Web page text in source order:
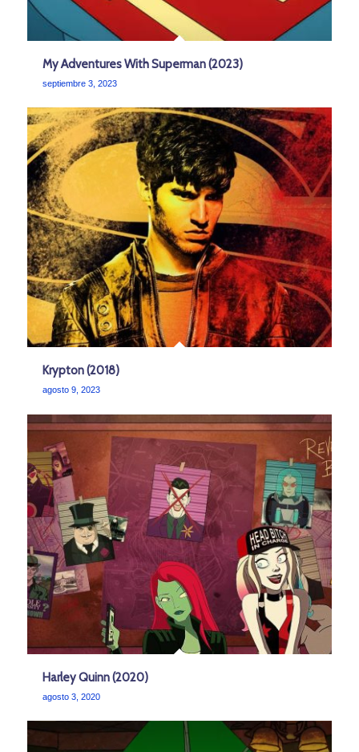
My Adventures With Superman (2023)
septiembre 3, 2023
Krypton (2018)
agosto 9, 2023
Harley Quinn (2020)
agosto 3, 2020